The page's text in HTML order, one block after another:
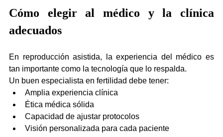
Cómo elegir al médico y la clínica
adecuados
En reproducción asistida, la experiencia del médico es
tan importante como la tecnología que lo respalda.
Un buen especialista en fertilidad debe tener:
Amplia experiencia clínica
Ética médica sólida
Capacidad de ajustar protocolos
Visión personalizada para cada paciente